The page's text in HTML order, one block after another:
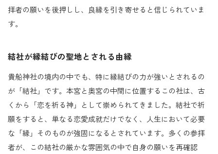
拝者の願いを後押しし、良縁を引き寄せると信じられていま
す。
結社が縁結びの聖地とされる由縁
貴船神社の境内の中でも、特に縁結びの力が強いとされるの
が「結社」です。本宮と奥宮の中間に位置するこの社は、古
くから「恋を祈る神」として崇められてきました。結社で祈
願をすると、単なる恋愛成就だけでなく、人生において必要
な「縁」そのものが強固になるとされています。多くの参拝
者が、この結社の厳かな雰囲気の中で自身の願いを再確認